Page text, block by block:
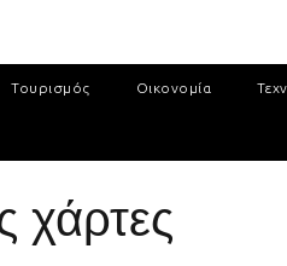
Τουρισμός Οικονομία
χάρτες